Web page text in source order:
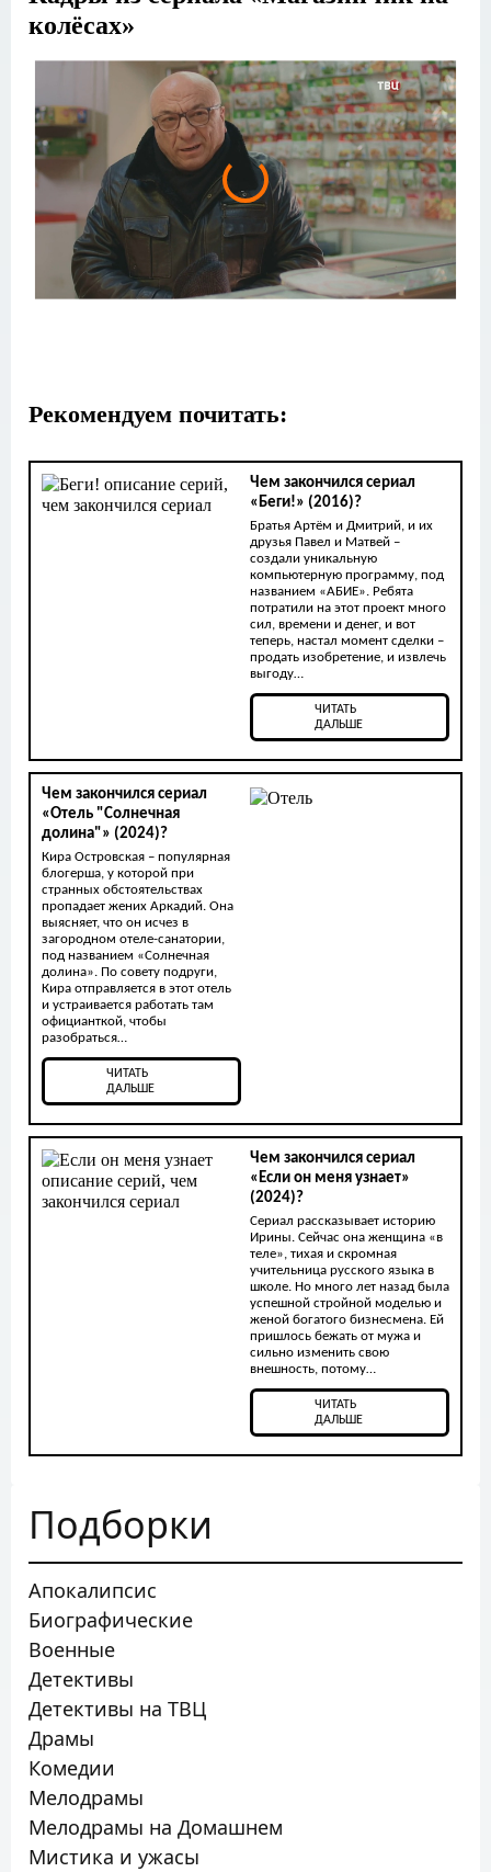
колёсах»
Рекомендуем почитать:
Чем закончился сериал
«Беги!» (2016)?
Братья Артём и Дмитрий, и их
друзья Павел и Матвей –
создали уникальную
компьютерную программу, под
названием «АБИЕ». Ребята
потратили на этот проект много
сил, времени и денег, и вот
теперь, настал момент сделки –
продать изобретение, и извлечь
выгоду…
ЧИТАТЬ
ДАЛЬШЕ
Чем закончился сериал
«Отель "Солнечная
долина"» (2024)?
Кира Островская – популярная
блогерша, у которой при
странных обстоятельствах
пропадает жених Аркадий. Она
выясняет, что он исчез в
загородном отеле-санатории,
под названием «Солнечная
долина». По совету подруги,
Кира отправляется в этот отель
и устраивается работать там
официанткой, чтобы
разобраться…
ЧИТАТЬ
ДАЛЬШЕ
Чем закончился сериал
«Если он меня узнает»
(2024)?
Сериал рассказывает историю
Ирины. Сейчас она женщина «в
теле», тихая и скромная
учительница русского языка в
школе. Но много лет назад была
успешной стройной моделью и
женой богатого бизнесмена. Ей
пришлось бежать от мужа и
сильно изменить свою
внешность, потому…
ЧИТАТЬ
ДАЛЬШЕ
Подборки
Апокалипсис
Биографические
Военные
Детективы
Детективы на ТВЦ
Драмы
Комедии
Мелодрамы
Мелодрамы на Домашнем
Мистика и ужасы